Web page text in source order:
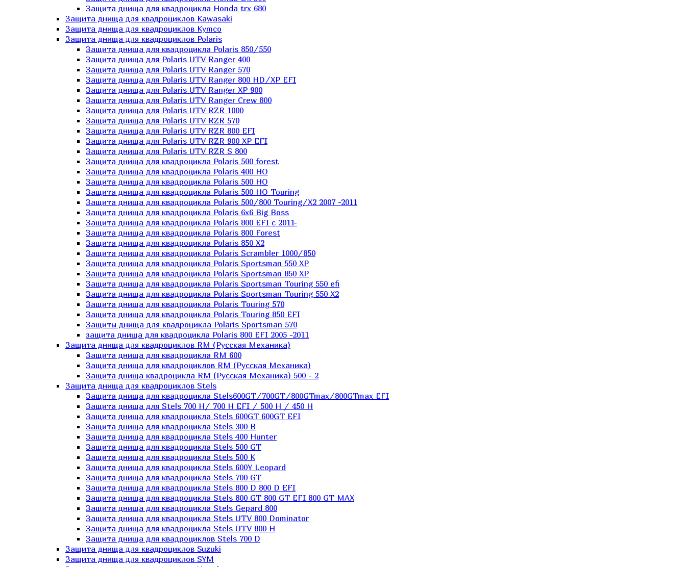
Защита днища для квадроцикла Honda trx 680
Защита днища для квадроциклов Kawasaki
Защита днища для квадроциклов Kymco
Защита днища для квадроциклов Polaris
Защита днища для квадроцикла Polaris 850/550
Защита днища для Polaris UTV Ranger 400
Защита днища для Polaris UTV Ranger 570
Защита днища для Polaris UTV Ranger 800 HD/XP EFI
Защита днища для Polaris UTV Ranger XP 900
Защита днища для Polaris UTV Ranger Сrew 800
Защита днища для Polaris UTV RZR 1000
Защита днища для Polaris UTV RZR 570
Защита днища для Polaris UTV RZR 800 EFI
Защита днища для Polaris UTV RZR 900 XP EFI
Защита днища для Polaris UTV RZR S 800
Защита днища для квадроцикла Polaris 500 forest
Защита днища для квадроцикла Polaris 400 HO
Защита днища для квадроцикла Polaris 500 HO
Защита днища для квадроцикла Polaris 500 HO Touring
Защита днища для квадроцикла Polaris 500/800 Touring/X2 2007 -2011
Защита днища для квадроцикла Polaris 6х6 Big Boss
Защита днища для квадроцикла Polaris 800 EFI с 2011-
Защита днища для квадроцикла Polaris 800 Forest
Защита днища для квадроцикла Polaris 850 X2
Защита днища для квадроцикла Polaris Scrambler 1000/850
Защита днища для квадроцикла Polaris Sportsman 550 XP
Защита днища для квадроцикла Polaris Sportsman 850 XP
Защита днища для квадроцикла Polaris Sportsman Touring 550 efi
Защита днища для квадроцикла Polaris Sportsman Touring 550 X2
Защита днища для квадроцикла Polaris Touring 570
Защита днища для квадроцикла Polaris Touring 850 EFI
Защиты днища для квадроцикла Polaris Sportsman 570
защита днища для квадроцикла Polaris 800 EFI 2005 -2011
Защита днища для квадроциклов RM (Русская Механика)
Защита днища для квадроцикла RM 600
Защита днища для квадроциклов RM (Русская Механика)
Защита днища квадроцикла RM (Русская Механика) 500 - 2
Защита днища для квадроциклов Stels
Защита днища для квадроцикла Stels600GT/700GT/800GTmax/800GTmax EFI
Защита днища для Stels 700 H/ 700 H EFI / 500 H / 450 H
Защита днища для квадроцикла Stels 600GT 600GT EFI
Защита днища для квадроцикла Stels 300 B
Защита днища для квадроцикла Stels 400 Hunter
Защита днища для квадроцикла Stels 500 GT
Защита днища для квадроцикла Stels 500 K
Защита днища для квадроцикла Stels 600Y Leopard
Защита днища для квадроцикла Stels 700 GT
Защита днища для квадроцикла Stels 800 D 800 D EFI
Защита днища для квадроцикла Stels 800 GT 800 GT EFI 800 GT MAX
Защита днища для квадроцикла Stels Gepard 800
Защита днища для квадроцикла Stels UTV 800 Dominator
Защита днища для квадроцикла Stels UTV 800 H
Защита днища для квадроциклов Stels 700 D
Защита днища для квадроциклов Suzuki
Защита днища для квадроциклов SYM